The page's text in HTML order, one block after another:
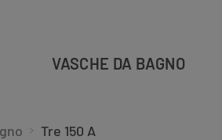
VASCHE DA BAGNO
Tre 150 A